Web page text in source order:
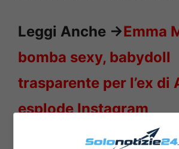
Leggi Anche ->Emma
bomba sexy, babydoll
trasparente per l’ex di
esplode Instagram